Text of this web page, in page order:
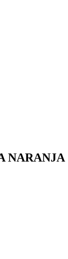
NARANJA